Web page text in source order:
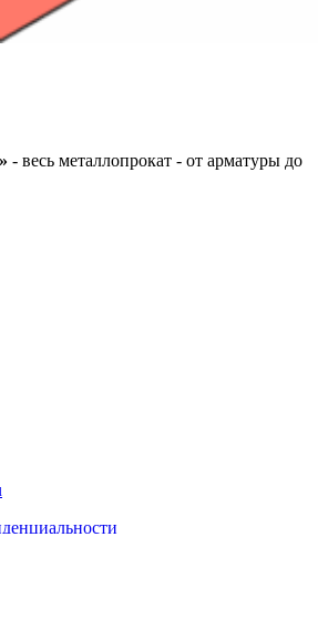
- весь металлопрокат - от арматуры до